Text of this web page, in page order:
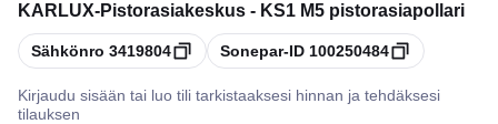
KARLUX-Pistorasiakeskus - KS1 M5 pistorasiapollari
Kopioi
Sähkönro 3419804 Kopioi
Sonepar-ID 100250484
Kirjaudu sisään tai luo tili tarkistaaksesi hinnan ja tehdäksesi
tilauksen